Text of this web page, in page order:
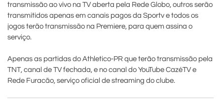
transmissão ao vivo na TV aberta pela Rede Globo, outros serão
transmitidos apenas em canais pagos da Sportv e todos os
jogos terão transmissão na Premiere, para quem assina o
serviço.
Apenas as partidas do Athletico-PR que terão transmissão pela
TNT, canal de TV fechada, e no canal do YouTube CazéTV e
Rede Furacão, serviço oficial de streaming do clube.